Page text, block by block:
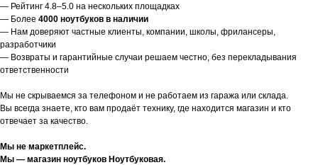
— Рейтинг 4.8–5.0 на нескольких площадках
— Более 4000 ноутбуков в наличии
— Нам доверяют частные клиенты, компании, школы, фрилансеры,
разработчики
— Возвраты и гарантийные случаи решаем честно, без перекладывания
ответственности
Мы не скрываемся за телефоном и не работаем из гаража или склада.
Вы всегда знаете, кто вам продаёт технику, где находится магазин и кто
отвечает за качество.
Мы не маркетплейс.
Мы — магазин ноутбуков Ноутбуковая.